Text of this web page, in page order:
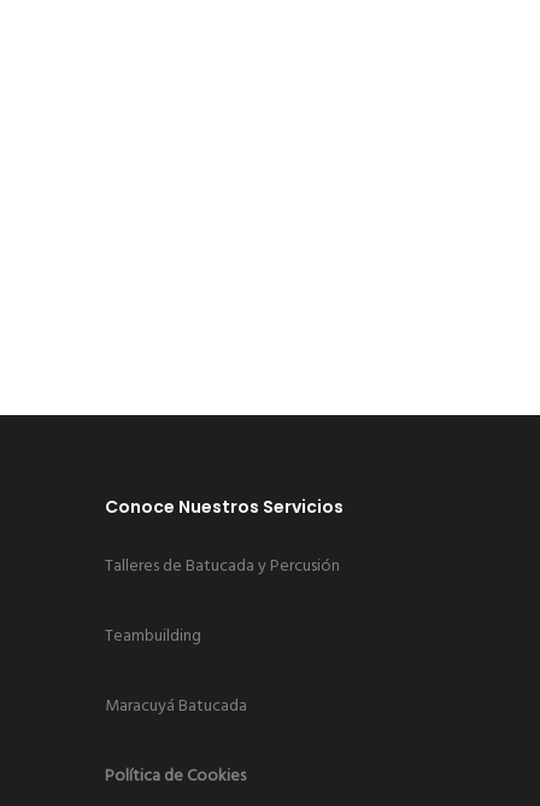
Conoce Nuestros Servicios
Talleres de Batucada y Percusión
Teambuilding
Maracuyá Batucada
Política de Cookies